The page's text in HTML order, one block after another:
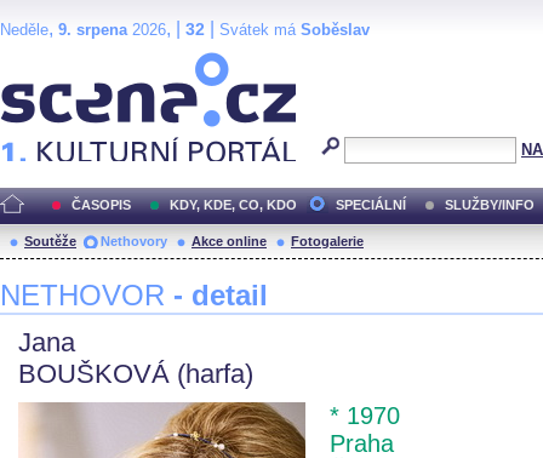
Neděle, 9. srpena2026, | 32 Svátek má Soběslav
ČASOPIS KDY, KDE, CO, KDO SPECIÁLNÍ SLUŽBY/INFO
Soutěže Nethovory Akce online Fotogalerie
NETHOVOR - detail
Jana
BOUŠKOVÁ (harfa)
* 1970
Praha